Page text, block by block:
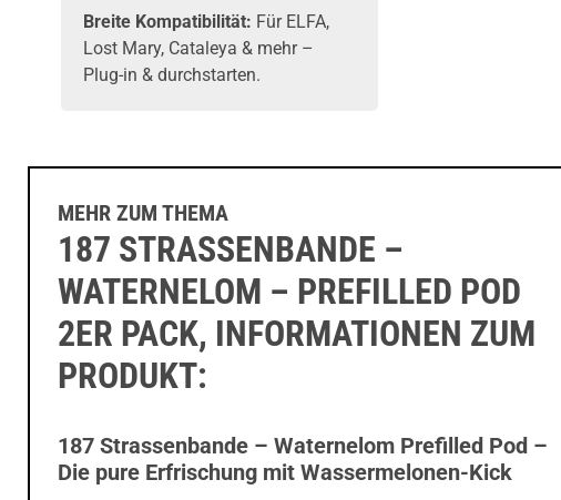
Breite Kompatibilität: Für ELFA,
Lost Mary, Cataleya & mehr –
Plug-in & durchstarten.
MEHR ZUM THEMA
187 STRASSENBANDE –
WATERNELOM – PREFILLED POD
2ER PACK, INFORMATIONEN ZUM
PRODUKT:
187 Strassenbande – Waternelom Prefilled Pod –
Die pure Erfrischung mit Wassermelonen-Kick